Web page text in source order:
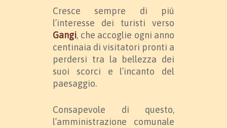
Cresce sempre di più
l’interesse dei turisti verso
Gangi, che accoglie ogni anno
centinaia di visitatori pronti a
perdersi tra la bellezza dei
suoi scorci e l’incanto del
paesaggio.
Consapevole di questo,
l’amministrazione comunale